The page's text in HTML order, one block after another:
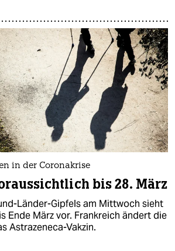
in der Coronakrise
bis 28. März
Länder-Gipfels am Mittwoch sieht
Ende März vor. Frankreich ändert die
Astrazeneca-Vakzin.